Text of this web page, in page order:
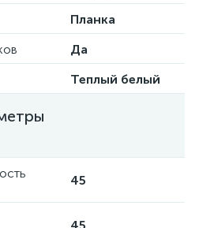
Планка
Да
Теплый белый
45